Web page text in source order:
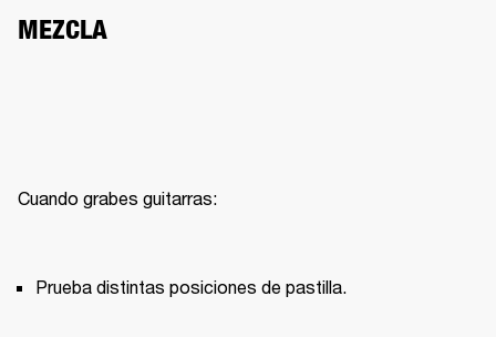
MEZCLA
Cuando grabes guitarras:
Prueba distintas posiciones de pastilla.